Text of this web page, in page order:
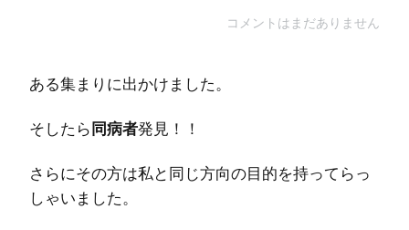
コメントはまだありません
ある集まりに出かけました。
そしたら同病者発見！！
さらにその方は私と同じ方向の目的を持ってらっ
しゃいました。